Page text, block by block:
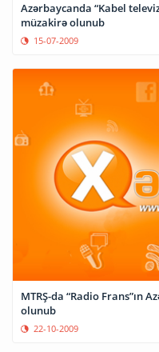
Azərbaycanda “Kabel
müzakirə olunub
15-07-2009
MTRŞ-da “Radio Frans”ın
olunub
22-10-2009